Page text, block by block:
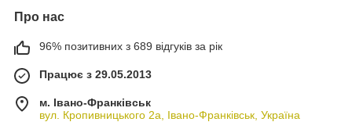
Про нас
96% позитивних з 689 відгуків за рік
Працює з 29.05.2013
м. Івано-Франківськ
вул. Кропивницького 2а, Івано-Франківськ, Україна